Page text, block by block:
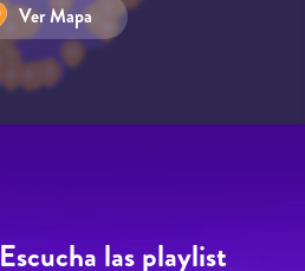
Ver Mapa
Escucha las playlist